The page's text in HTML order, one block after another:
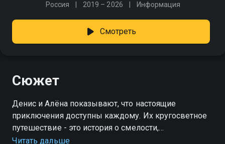
Россия 2019 – 2026 Информация
Смотреть
Сюжет
Денис и Алёна показывают, что настоящие
приключения доступны каждому. Их кругосветное
путешествие - это история о смелости,
минимальном бюджете и огромной мечте
Читать дальше